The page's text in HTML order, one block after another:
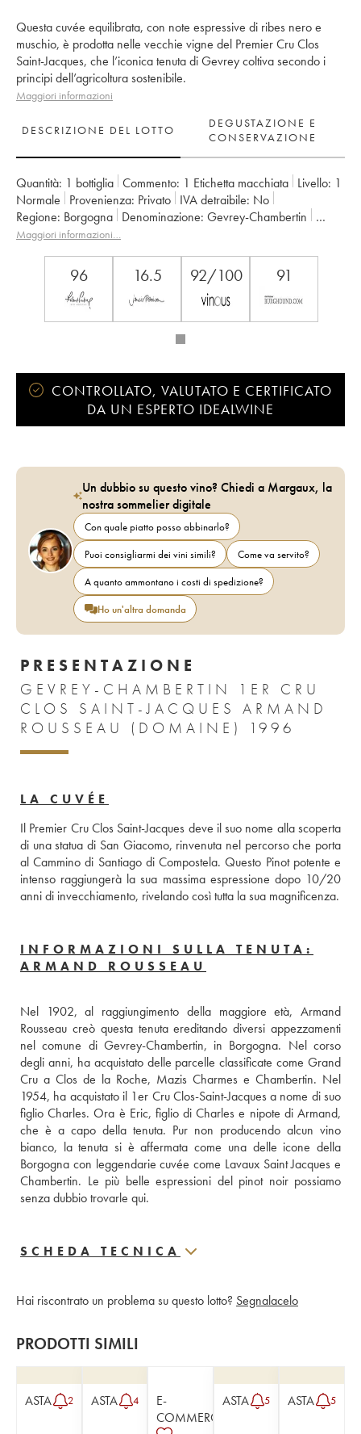
Questa cuvée equilibrata, con note espressive di ribes nero e
muschio, è prodotta nelle vecchie vigne del Premier Cru Clos
Saint-Jacques, che l’iconica tenuta di Gevrey coltiva secondo i
principi dell’agricoltura sostenibile.
Maggiori informazioni
DESCRIZIONE DEL LOTTO
DEGUSTAZIONE E
CONSERVAZIONE
Quantità: 1 bottiglia Commento: 1 Etichetta macchiata Livello: 1
Normale
Provenienza: privato IVA detraibile:
no
Regione:
Borgogna Denominazione:
Gevrey-Chambertin
Classificazione:
1er Cru
Maggiori informazioni…
96 16.5 92/100 91
CONTROLLATO, VALUTATO E CERTIFICATO
DA UN ESPERTO IDEALWINE
Un dubbio su questo vino? Chiedi a Margaux, la
nostra sommelier digitale
Con quale piatto posso abbinarlo?
Puoi consigliarmi dei vini simili?
Come va servito?
A quanto ammontano i costi di spedizione?
Ho un'altra domanda
PRESENTAZIONE
GEVREY-CHAMBERTIN 1ER CRU
CLOS SAINT-JACQUES ARMAND
ROUSSEAU (DOMAINE) 1996
LA CUVÉE
Il Premier Cru Clos Saint-Jacques deve il suo nome alla scoperta
di una statua di San Giacomo, rinvenuta nel percorso che porta
al Cammino di Santiago di Compostela. Questo Pinot potente e
intenso raggiungerà la sua massima espressione dopo 10/20
anni di invecchiamento, rivelando così tutta la sua magnificenza.
INFORMAZIONI SULLA TENUTA:
ARMAND ROUSSEAU
Nel 1902, al raggiungimento della maggiore età, Armand
Rousseau creò questa tenuta ereditando diversi appezzamenti
nel comune di Gevrey-Chambertin, in Borgogna. Nel corso
degli anni, ha acquistato delle parcelle classificate come Grand
Cru a Clos de la Roche, Mazis Charmes e Chambertin. Nel
1954, ha acquistato il 1er Cru Clos-Saint-Jacques a nome di suo
figlio Charles. Ora è Eric, figlio di Charles e nipote di Armand,
che è a capo della tenuta. Pur non producendo alcun vino
bianco, la tenuta si è affermata come una delle icone della
Borgogna con leggendarie cuvée come Lavaux Saint Jacques e
Chambertin. Le più belle espressioni del pinot noir possiamo
senza dubbio trovarle qui.
SCHEDA TECNICA
Hai riscontrato un problema su questo lotto? Segnalacelo
PRODOTTI SIMILI
ASTA 2 ASTA 4
E-
COMMERCE
ASTA 5 ASTA 5